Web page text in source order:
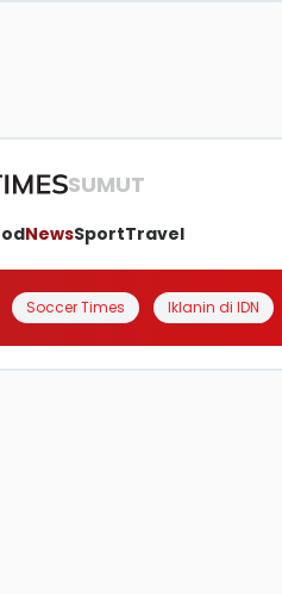
SUMUT
NewsSportTravel
Soccer Times Iklanin di IDN